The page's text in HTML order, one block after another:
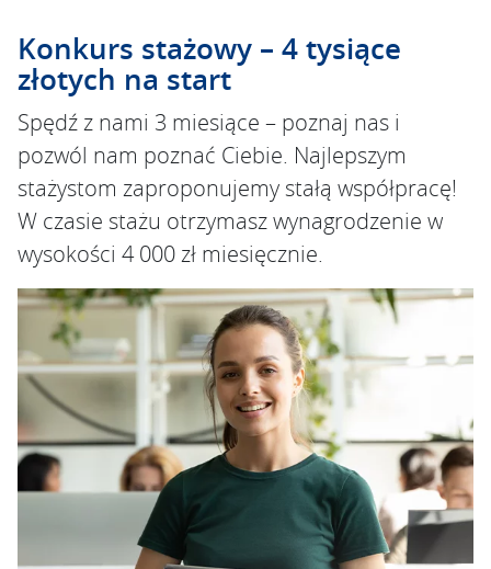
Konkurs stażowy – 4 tysiące
złotych na start
Spędź z nami 3 miesiące – poznaj nas i
pozwól nam poznać Ciebie. Najlepszym
stażystom zaproponujemy stałą współpracę!
W czasie stażu otrzymasz wynagrodzenie w
wysokości 4 000 zł miesięcznie.